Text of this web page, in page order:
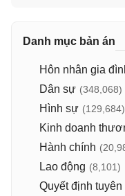
Danh mục bản án
Hôn nhân gia
Dân sự (348,068)
Hình sự (129,684)
Kinh doanh
Hành chính
Lao động (8,101)
Quyết định tuyên